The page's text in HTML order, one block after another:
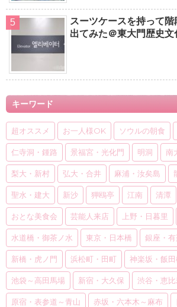
スーツケースを持って
出てみた＠東大門歴史文
キーワード
超オススメ お一人様OK ソウルの朝食
仁寺洞・鍾路 景福宮・光化門 明洞 南
梨大・新村 弘大・合井 麻浦・汝矣島
聖水・建大 新沙 狎鴎亭 江南 清潭
おとな美食会 芸能人来店 上野・日暮里
水道橋・御茶ノ水 東京・日本橋 銀座・
新橋・虎ノ門 浜松町・田町 神楽坂・飯田
池袋～高田馬場 新宿・大久保 渋谷・恵比
原宿・表参道～青山 赤坂・六本木～麻布